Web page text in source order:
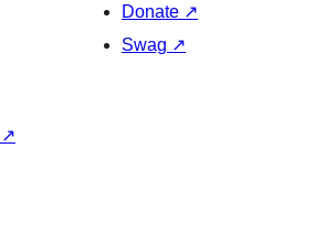
Donate ↗
Swag ↗
↗